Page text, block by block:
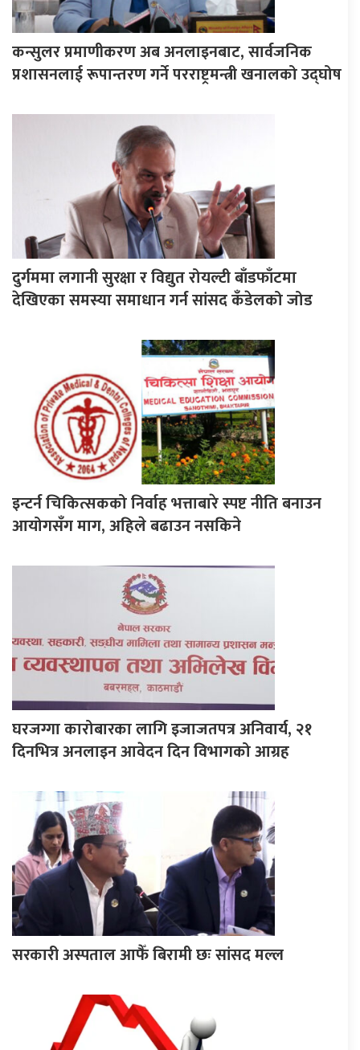
कन्सुलर प्रमाणीकरण अब अनलाइनबाट, सार्वजनिक
प्रशासनलाई रूपान्तरण गर्ने परराष्ट्रमन्त्री खनालको उद्घोष
दुर्गममा लगानी सुरक्षा र विद्युत रोयल्टी बाँडफाँटमा
देखिएका समस्या समाधान गर्न सांसद कँडेलको जोड
इन्टर्न चिकित्सकको निर्वाह भत्ताबारे स्पष्ट नीति बनाउन
आयोगसँग माग, अहिले बढाउन नसकिने
घरजग्गा कारोबारका लागि इजाजतपत्र अनिवार्य, २१
दिनभित्र अनलाइन आवेदन दिन विभागको आग्रह
सरकारी अस्पताल आफैँ बिरामी छः सांसद मल्ल